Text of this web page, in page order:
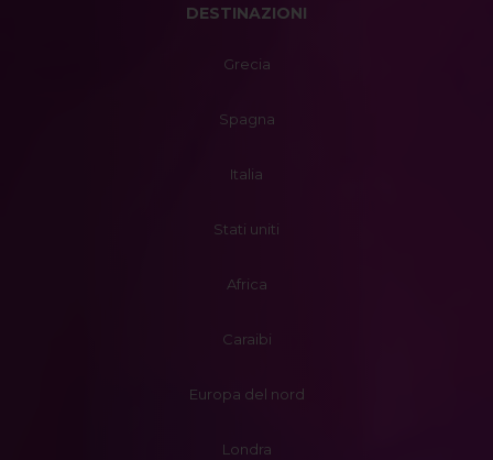
DESTINAZIONI
Grecia
Spagna
Italia
Stati uniti
Africa
Caraibi
Europa del nord
Londra